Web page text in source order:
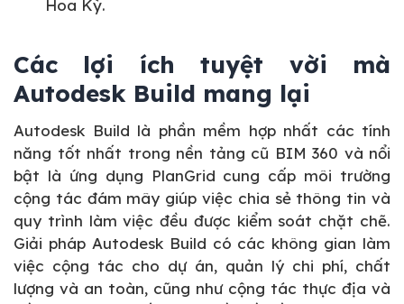
Hoa Kỳ.
Các lợi ích tuyệt vời mà
Autodesk Build mang lại
Autodesk Build là phần mềm hợp nhất các tính
năng tốt nhất trong nền tảng cũ BIM 360 và nổi
bật là ứng dụng PlanGrid cung cấp môi trường
cộng tác đám mây giúp việc chia sẻ thông tin và
quy trình làm việc đều được kiểm soát chặt chẽ.
Giải pháp Autodesk Build có các không gian làm
việc cộng tác cho dự án, quản lý chi phí, chất
lượng và an toàn, cũng như cộng tác thực địa và